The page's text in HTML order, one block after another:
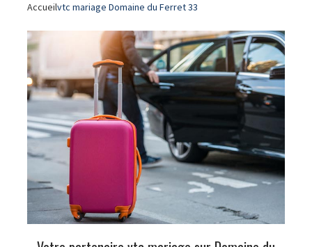
Accueilvtc mariage Domaine du Ferret 33